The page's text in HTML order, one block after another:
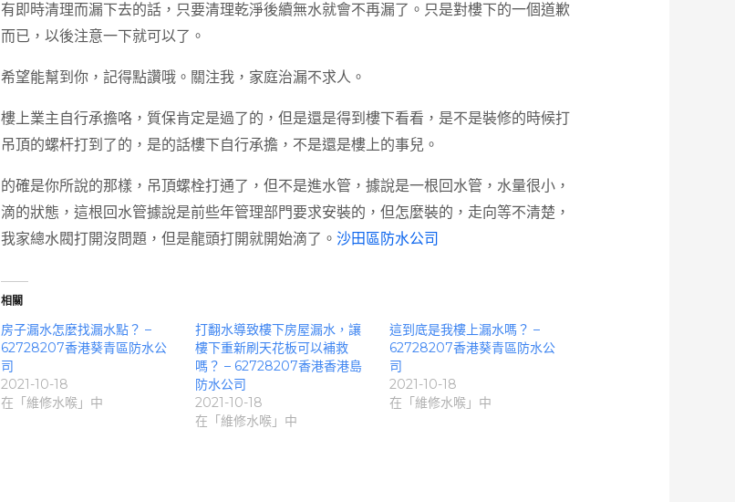
有即時清理而漏下去的話，只要清理乾淨後續無水就會不再漏了。只是對樓下的一個道歉
而已，以後注意一下就可以了。
希望能幫到你，記得點讚哦。關注我，家庭治漏不求人。
樓上業主自行承擔咯，質保肯定是過了的，但是還是得到樓下看看，是不是裝修的時候打
吊頂的螺杆打到了的，是的話樓下自行承擔，不是還是樓上的事兒。
的確是你所說的那樣，吊頂螺栓打通了，但不是進水管，據說是一根回水管，水量很小，
滴的狀態，這根回水管據說是前些年管理部門要求安裝的，但怎麼裝的，走向等不清楚，
我家總水閥打開沒問題，但是龍頭打開就開始滴了。 沙田區防水公司
相關
房子漏水怎麼找漏水點？ –
62728207香港葵青區防水公
司
2021-10-18
在「維修水喉」中
打翻水導致樓下房屋漏水，讓
樓下重新刷天花板可以補救
嗎？ – 62728207香港香港島
防水公司
2021-10-18
在「維修水喉」中
這到底是我樓上漏水嗎？ –
62728207香港葵青區防水公
司
2021-10-18
在「維修水喉」中